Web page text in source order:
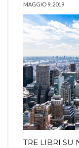
MAGGIO 9, 2019
TRE LIBRI SU